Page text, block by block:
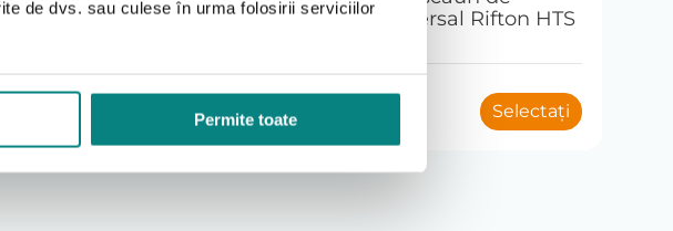
de dvs. sau culese în urma folosirii serviciilor
Permite toate
Selectați
toaletă universal Rifton HTS
Selectați